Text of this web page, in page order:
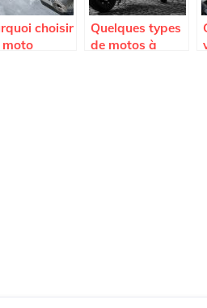
choisir
moto
Quelques types
de motos à